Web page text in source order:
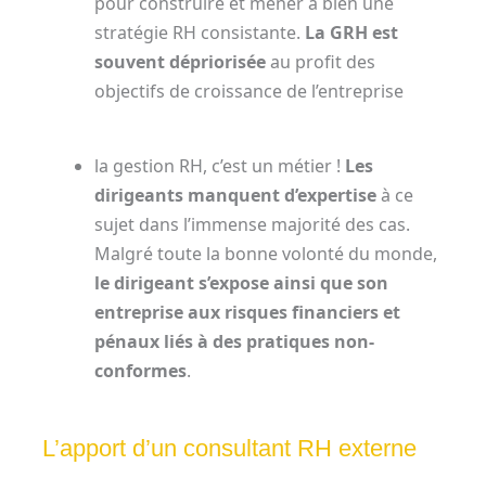
stratégie RH consistante. La GRH est
souvent déprioriséeau profit des
objectifs de croissance de l’entreprise
la gestion RH, c’est un métier ! Les
dirigeants manquent d’expertiseà ce
sujet dans l’immense majorité des cas.
Malgré toute la bonne volonté du monde,
le dirigeant s’expose ainsi que son
entreprise aux risques financiers et
pénaux liés à des pratiques non-
conformes.
L’apport d’un consultant RH externe